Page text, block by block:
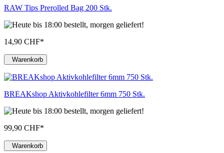
RAW Tips Prerolled Bag 200 Stk.
14,90 CHF*
Warenkorb
BREAKshop Aktivkohlefilter 6mm 750 Stk.
99,90 CHF*
Warenkorb